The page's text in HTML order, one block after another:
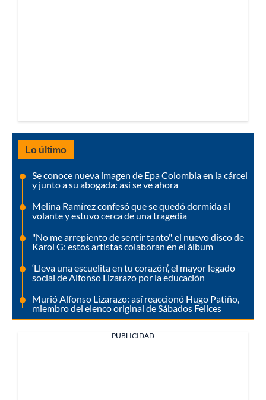
Lo último
Se conoce nueva imagen de Epa Colombia en la cárcel
y junto a su abogada: así se ve ahora
Melina Ramírez confesó que se quedó dormida al
volante y estuvo cerca de una tragedia
"No me arrepiento de sentir tanto", el nuevo disco de
Karol G: estos artistas colaboran en el álbum
‘Lleva una escuelita en tu corazón’, el mayor legado
social de Alfonso Lizarazo por la educación
Murió Alfonso Lizarazo: así reaccionó Hugo Patiño,
miembro del elenco original de Sábados Felices
PUBLICIDAD